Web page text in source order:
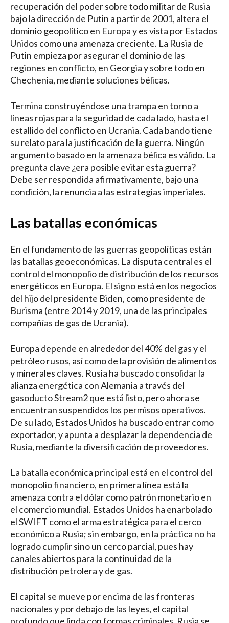
recuperación del poder sobre todo militar de Rusia
bajo la dirección de Putin a partir de 2001, altera el
dominio geopolítico en Europa y es vista por Estados
Unidos como una amenaza creciente. La Rusia de
Putin empieza por asegurar el dominio de las
regiones en conflicto, en Georgia y sobre todo en
Chechenia, mediante soluciones bélicas.
Termina construyéndose una trampa en torno a
líneas rojas para la seguridad de cada lado, hasta el
estallido del conflicto en Ucrania. Cada bando tiene
su relato para la justificación de la guerra. Ningún
argumento basado en la amenaza bélica es válido. La
pregunta clave ¿era posible evitar esta guerra?
Debe ser respondida afirmativamente, bajo una
condición, la renuncia a las estrategias imperiales.
Las batallas económicas
En el fundamento de las guerras geopolíticas están
las batallas geoeconómicas. La disputa central es el
control del monopolio de distribución de los recursos
energéticos en Europa. El signo está en los negocios
del hijo del presidente Biden, como presidente de
Burisma (entre 2014 y 2019, una de las principales
compañías de gas de Ucrania).
Europa depende en alrededor del 40% del gas y el
petróleo rusos, así como de la provisión de alimentos
y minerales claves. Rusia ha buscado consolidar la
alianza energética con Alemania a través del
gasoducto Stream2 que está listo, pero ahora se
encuentran suspendidos los permisos operativos.
De su lado, Estados Unidos ha buscado entrar como
exportador, y apunta a desplazar la dependencia de
Rusia, mediante la diversificación de proveedores.
La batalla económica principal está en el control del
monopolio financiero, en primera línea está la
amenaza contra el dólar como patrón monetario en
el comercio mundial. Estados Unidos ha enarbolado
el SWIFT como el arma estratégica para el cerco
económico a Rusia; sin embargo, en la práctica no ha
logrado cumplir sino un cerco parcial, pues hay
canales abiertos para la continuidad de la
distribución petrolera y de gas.
El capital se mueve por encima de las fronteras
nacionales y por debajo de las leyes, el capital